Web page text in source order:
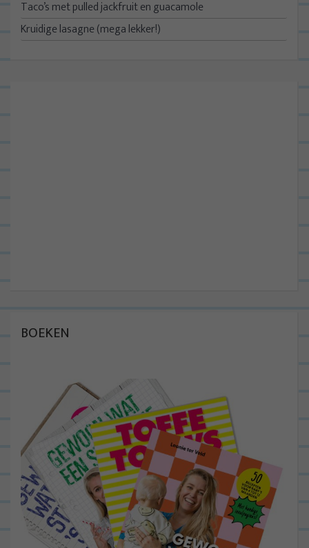
Taco’s met pulled jackfruit en guacamole
Kruidige lasagne (mega lekker!)
BOEKEN